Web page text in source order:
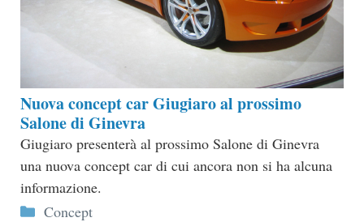
Nuova concept car Giugiaro al prossimo
Salone di Ginevra
Giugiaro presenterà al prossimo Salone di Ginevra
una nuova concept car di cui ancora non si ha alcuna
informazione.
Categorie
Concept